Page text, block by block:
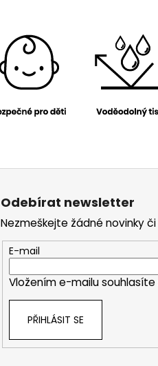
Odebírat newsletter
Nezmeškejte žádné novinky
E-mail
Vložením e-mailu souhlasíte
PŘIHLÁSIT SE